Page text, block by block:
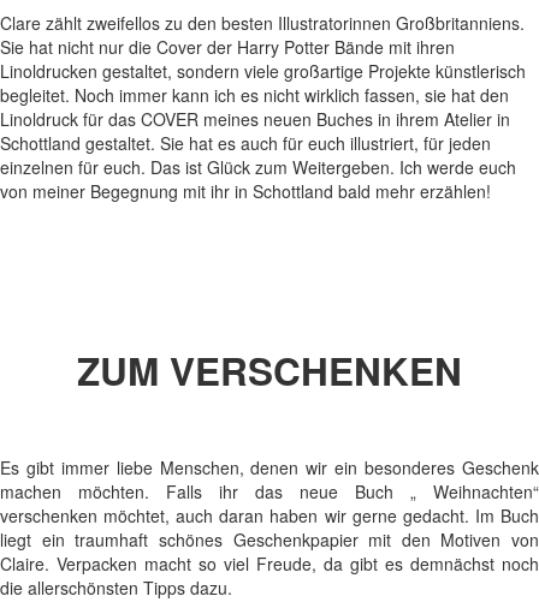
Clare zählt zweifellos zu den besten Illustratorinnen Großbritanniens.
Sie hat nicht nur die Cover der Harry Potter Bände mit ihren
Linoldrucken gestaltet, sondern viele großartige Projekte künstlerisch
begleitet. Noch immer kann ich es nicht wirklich fassen, sie hat den
Linoldruck für das COVER meines neuen Buches in ihrem Atelier in
Schottland gestaltet. Sie hat es auch für euch illustriert, für jeden
einzelnen für euch. Das ist Glück zum Weitergeben. Ich werde euch
von meiner Begegnung mit ihr in Schottland bald mehr erzählen!
ZUM VERSCHENKEN
Es gibt immer liebe Menschen, denen wir ein besonderes Geschenk
machen möchten. Falls ihr das neue Buch „ Weihnachten“
verschenken möchtet, auch daran haben wir gerne gedacht. Im Buch
liegt ein traumhaft schönes Geschenkpapier mit den Motiven von
Claire. Verpacken macht so viel Freude, da gibt es demnächst noch
die allerschönsten Tipps dazu.